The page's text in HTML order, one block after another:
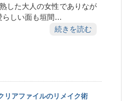
した大人の女性でありなが
らしい面も垣間…
続きを読む
リアファイルのリメイク術